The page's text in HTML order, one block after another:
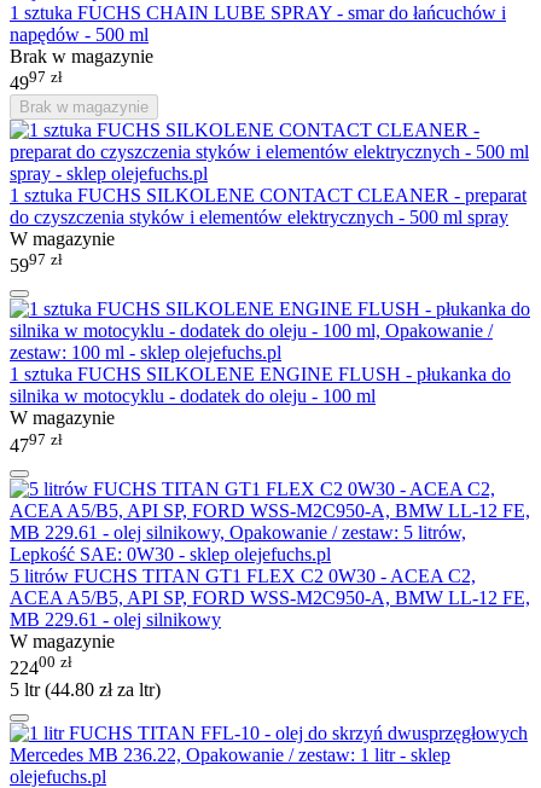
1 sztuka FUCHS CHAIN LUBE SPRAY - smar do łańcuchów i
napędów - 500 ml
Brak w magazynie
4997 zł
Brak w magazynie
1 sztuka FUCHS SILKOLENE CONTACT CLEANER - preparat
do czyszczenia styków i elementów elektrycznych - 500 ml spray
W magazynie
5997 zł
1 sztuka FUCHS SILKOLENE ENGINE FLUSH - płukanka do
silnika w motocyklu - dodatek do oleju - 100 ml
W magazynie
4797 zł
5 litrów FUCHS TITAN GT1 FLEX C2 0W30 - ACEA C2,
ACEA A5/B5, API SP, FORD WSS-M2C950-A, BMW LL-12 FE,
MB 229.61 - olej silnikowy
W magazynie
22400 zł
5 ltr (44.80 złza ltr)